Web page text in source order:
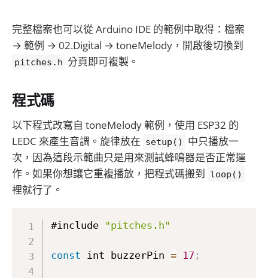
完整檔案也可以從 Arduino IDE 的範例中取得：檔案
→ 範例 → 02.Digital → toneMelody，開啟後切換到
pitches.h 分頁即可複製。
程式碼
以下程式改寫自 toneMelody 範例，使用 ESP32 的
LEDC 來產生音調。旋律放在 setup()
中只播放一
次，因為這段示範曲只是用來測試蜂鳴器是否正常運
作。如果你想讓它重複播放，把程式碼搬到 loop()
裡就行了。
#include "pitches.h"
const int buzzerPin = 17 ;